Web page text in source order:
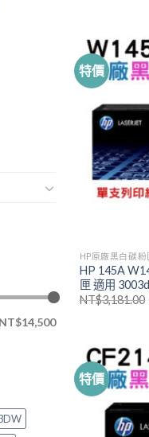
NT$14,500
特價
HP原廠黑白碳粉
HP 145A
匣 適用
NT$3,181.00
特價